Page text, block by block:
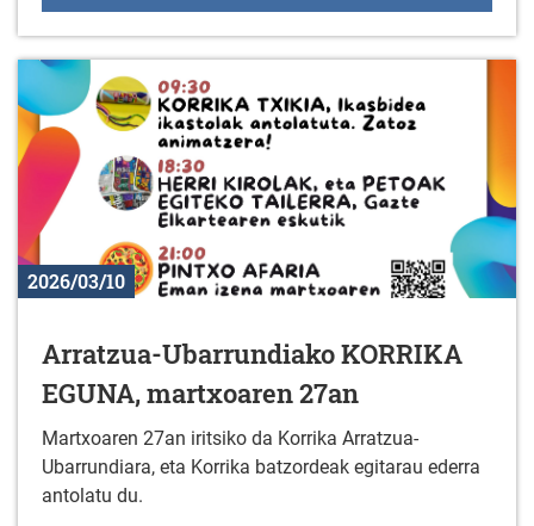
2026/03/10
Arratzua-Ubarrundiako KORRIKA
EGUNA, martxoaren 27an
Martxoaren 27an iritsiko da Korrika Arratzua-
Ubarrundiara, eta Korrika batzordeak egitarau ederra
antolatu du.